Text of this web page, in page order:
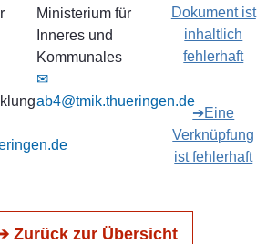
Ministerium für
Inneres und
Kommunales
✉
ab4@tmik.thueringen.de
Dokument ist
inhaltlich
fehlerhaft
➔Eine
Verknüpfung
ist fehlerhaft
Zurück zur Übersicht